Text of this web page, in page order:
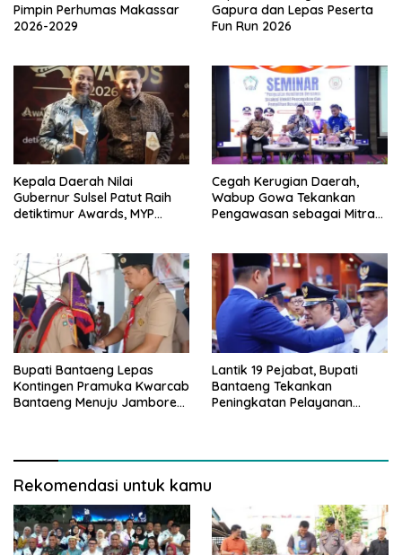
Pimpin Perhumas Makassar
2026-2029
Gapura dan Lepas Peserta
Fun Run 2026
Kepala Daerah Nilai
Gubernur Sulsel Patut Raih
detiktimur Awards, MYP
Cegah Kerugian Daerah,
Wabup Gowa Tekankan
Pengawasan sebagai Mitra
Bupati Bantaeng Lepas
Kontingen Pramuka Kwarcab
Bantaeng Menuju Jambore
Lantik 19 Pejabat, Bupati
Bantaeng Tekankan
Peningkatan Pelayanan
Rekomendasi untuk kamu